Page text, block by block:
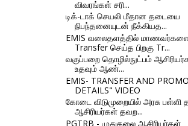
விவரங்கள் சரி...
டிக்-டாக் செயலி மீதான தடையை
நிபந்தனையுடன் நீக்கியத...
EMIS வலைதளத்தில்
Transfer செய்த பிறகு Tr...
வகுப்பறை தொழில்நுட்பம்
உதவும் ஆண்...
EMIS- TRANSFER AND
DETAILS" VIDEO
கோடை விடுமுறையில் அரசு
ஆசிரியர்கள் தவற...
PGTRB - முதுகலை ஆசிரியர்கள்